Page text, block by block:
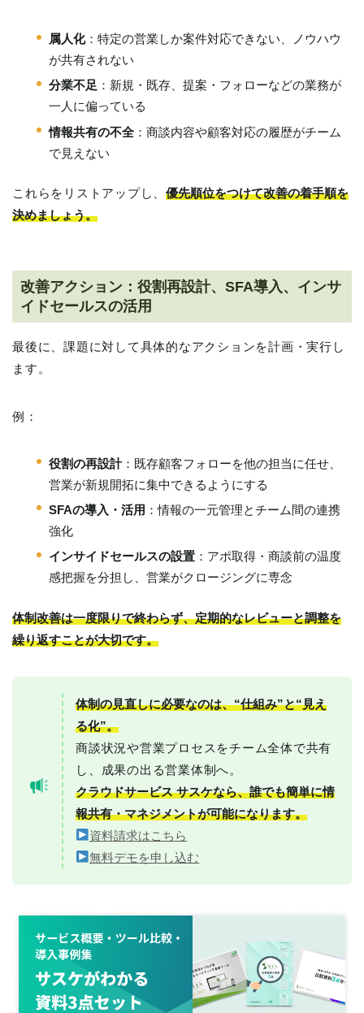
属人化：特定の営業しか案件対応できない、ノウハウ
が共有されない
分業不足 ：新規・既存、提案・フォローなどの業務が
一人に偏っている
情報共有の不全：商談内容や顧客対応の履歴がチーム
で見えない
これらをリストアップし、 優先順位をつけて改善の着手順を
決めましょう。
改善アクション：役割再設計、SFA導入、インサ
イドセールスの活用
最後に、課題に対して具体的なアクションを計画・実行し
ます。
例：
役割の再設計：既存顧客フォローを他の担当に任せ、
営業が新規開拓に集中できるようにする
SFAの導入・活用 ：情報の一元管理とチーム間の連携
強化
インサイドセールスの設置 ：アポ取得・商談前の温度
感把握を分担し、営業がクロージングに専念
体制改善は一度限りで終わらず、定期的なレビューと調整を
繰り返すことが大切です。
体制の見直しに必要なのは、“仕組み”と“見え
る化”。
商談状況や営業プロセスをチーム全体で共有
し、成果の出る営業体制へ。
クラウドサービス サスケなら、誰でも簡単に情
報共有・マネジメントが可能になります。
資料請求はこちら
無料デモを申し込む